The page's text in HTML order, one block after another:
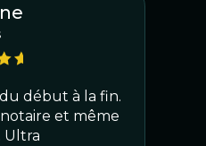
début à la fin.
et même
Ultra